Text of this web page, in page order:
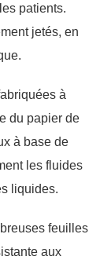
patients.
jetés, en
à
du papier de
à base de
les fluides
liquides.
feuilles
aux